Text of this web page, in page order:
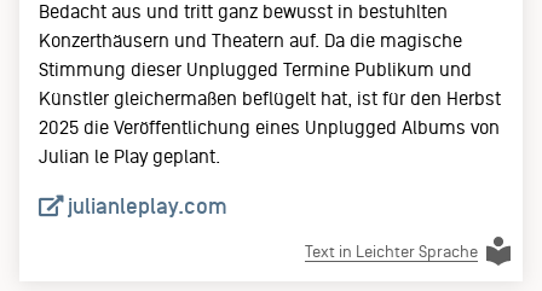
Bedacht aus und tritt ganz bewusst in bestuhlten
Konzerthäusern und Theatern auf. Da die magische
Stimmung dieser Unplugged Termine Publikum und
Künstler gleichermaßen beflügelt hat, ist für den Herbst
2025 die Veröffentlichung eines Unplugged Albums von
Julian le Play geplant.
julianleplay.com
Text in Leichter Sprache